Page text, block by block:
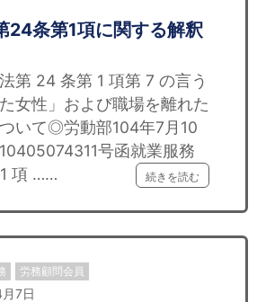
24条第1項に関する解釈
第 24 条第 1 項第 7 の言う
女性」および職場を離れた
いて◎労動部104年7月10
号函就業服務
項 ……
続きを読む
労務顧問会員
7日